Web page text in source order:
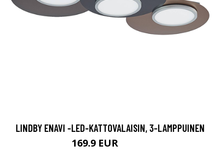
LINDBY ENAVI -LED-KATTOVALAISIN, 3-LAMPPUINEN
169.9 EUR